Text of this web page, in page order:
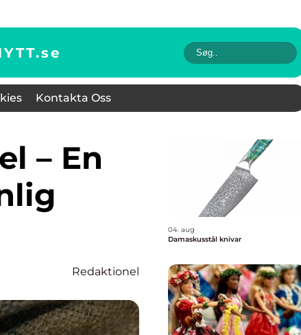
se
Kontakta Oss
Redaktionel
04. aug
Damaskusstål knivar